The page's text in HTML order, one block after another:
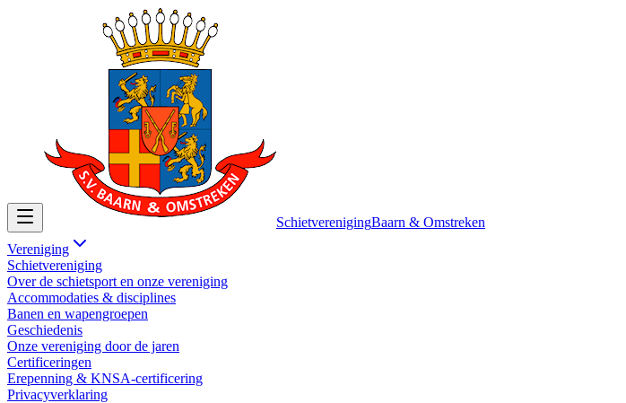
SchietverenigingBaarn & Omstreken
Vereniging
Schietvereniging
Over de schietsport en onze vereniging
Accommodaties & disciplines
Banen en wapengroepen
Geschiedenis
Onze vereniging door de jaren
Certificeringen
Erepenning & KNSA-certificering
Privacyverklaring